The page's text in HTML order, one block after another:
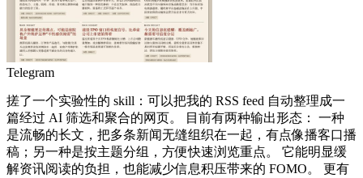
Telegram
搓了一个实验性的 skill：可以把我的 RSS feed 自动整理成一
篇经过 AI 筛选和聚合的网页。 目前有两种输出形态： 一种
是流畅的长文，把多条新闻无缝组织在一起，有点像播客口播
稿；另一种是按主题分组，方便快速浏览重点。 它能明显缓
解资讯阅读的负担，也能减少信息积压带来的 FOMO。 更有